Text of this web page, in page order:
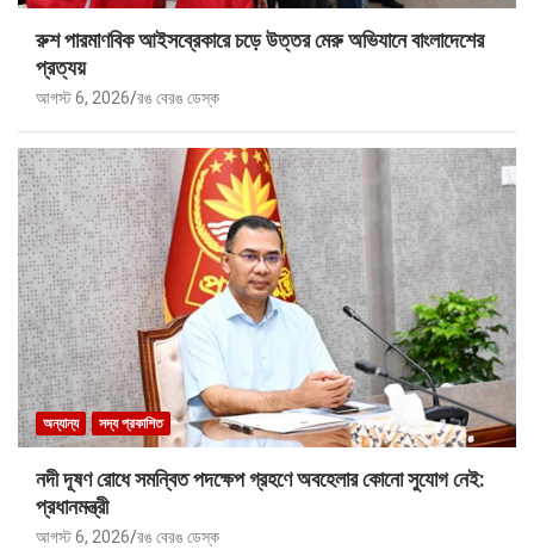
রুশ পারমাণবিক আইসব্রেকারে চড়ে উত্তর মেরু অভিযানে বাংলাদেশের
প্রত্যয়
আগস্ট 6, 2026 রঙ বেরঙ ডেস্ক
অন্যান্য সদ্য প্রকাশিত
নদী দূষণ রোধে সমন্বিত পদক্ষেপ গ্রহণে অবহেলার কোনো সুযোগ নেই:
প্রধানমন্ত্রী
আগস্ট 6, 2026 রঙ বেরঙ ডেস্ক